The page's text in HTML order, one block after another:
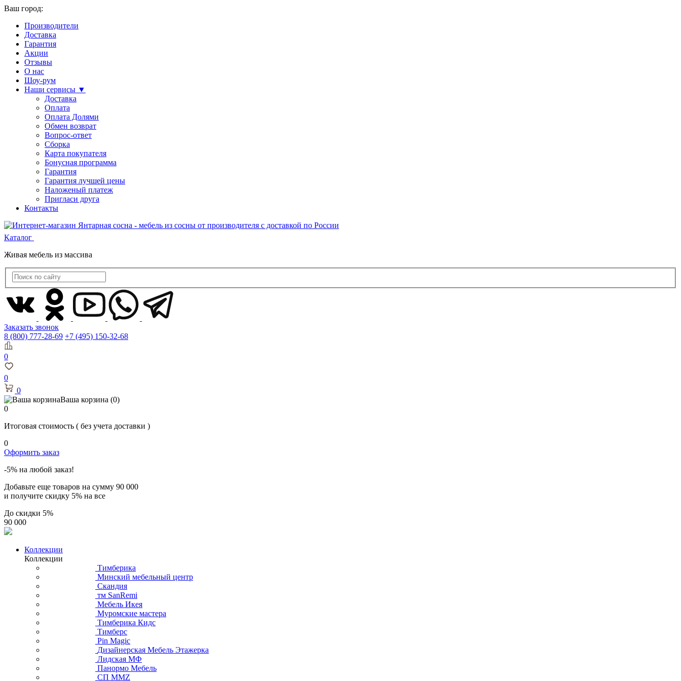
Ваш город:
Производители
Доставка
Гарантия
Акции
Отзывы
О нас
Шоу-рум
Наши сервисы ▼
Доставка
Оплата
Оплата Долями
Обмен возврат
Вопрос-ответ
Сборка
Карта покупателя
Бонусная программа
Гарантия
Гарантия лучшей цены
Наложеный платеж
Пригласи друга
Контакты
Каталог
Живая мебель из массива
Заказать звонок
8 (800) 777-28-69 +7 (495) 150-32-68
0
0
0
Ваша корзина (0)
0
Итоговая стоимость ( без учета доставки )
0
Оформить заказ
-5% на любой заказ!
Добавьте еще товаров на сумму 90 000
и получите скидку 5% на все
До скидки 5%
90 000
Коллекции
Коллекции
Тимберика
Минский мебельный центр
Скандия
тм SanRemi
Мебель Икея
Муромские мастера
Тимберика Кидс
Тимберс
Pin Magic
Дизайнерская Мебель Этажерка
Лидская МФ
Панормо Мебель
СП ММZ